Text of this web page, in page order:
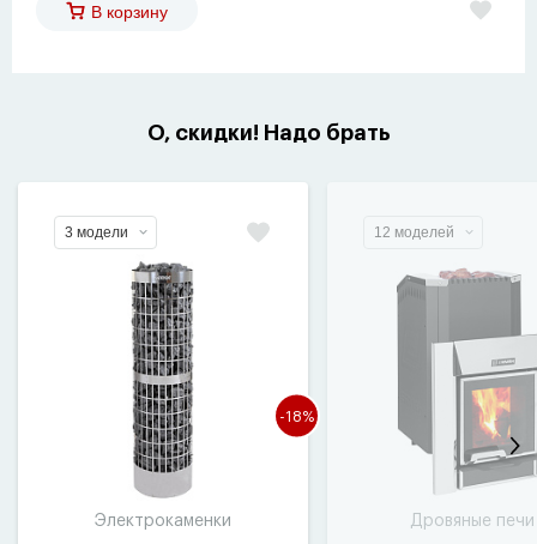
В корзину
О, скидки! Надо брать
3 модели
-18%
Электрокаменки
12 моделей
Дровяные печи